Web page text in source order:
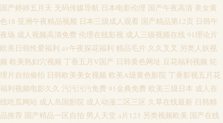
国产婷婷五月天 无码传媒导航 日本电影伦理 国产午夜高清 美女黄
色18 亚洲午夜精品视频 日本三级成人观看 国产精品第12页 日韩午
夜场 成人视频高清免费 伦理在线影视 成人三级视频在线 91理论片
欧美日韩性爱福利 av午夜探花福利 精品毛片 久久叉叉 另类人妖视
频 欧美熟妇穴视频 丁香五月V国产 日韩黄色网址 豆花福利视频 轮
理片自拍偷拍 日韩欧美美女视频 欧美A级黄色影院 丁香影视五月花
福利视频电影久久 污污污污免费 91金典免费 欧美三级日本 成人在
线吃瓜网站 成人岛国影院 成人动漫二区三区 久草在线最新 日韩精
品推荐 国产精品一区自拍 男人天堂 a片123 另类视频欧美 国产在线